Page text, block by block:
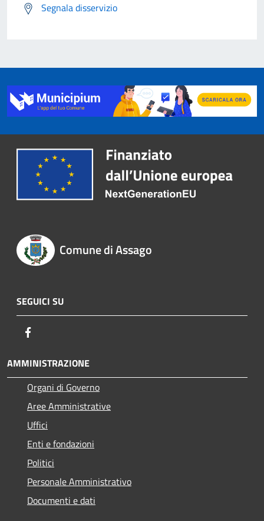
Segnala disservizio
Comune di Assago
SEGUICI SU
AMMINISTRAZIONE
Organi di Governo
Aree Amministrative
Uffici
Enti e fondazioni
Politici
Personale Amministrativo
Documenti e dati